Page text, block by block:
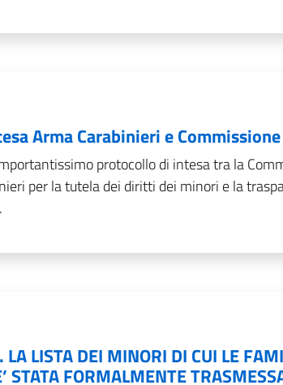
Arma Carabinieri e
protocollo di intesa tra la
per la tutela dei diritti dei minori e la
LA LISTA DEI MINORI DI CUI LE
STATA FORMALMENTE